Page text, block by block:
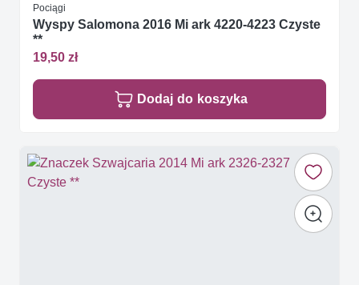
Pociągi
Wyspy Salomona 2016 Mi ark 4220-4223 Czyste
**
19,50 zł
Dodaj do koszyka